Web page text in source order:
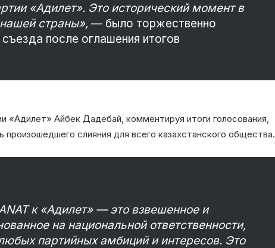
«Адилет». Это исторический момент в
страны», — было торжественно
после оглашения итогов
«Адилет» Айбек Дадебай, комментируя итоги голосования,
слияния для всего казахстанского общества.
к «Адилет» — это взвешенное и
на национальной ответственности,
партийных амбиций и интересов. Это